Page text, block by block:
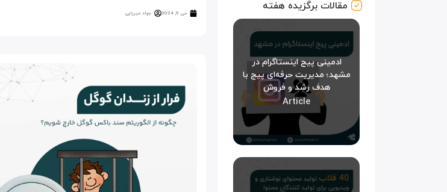
می 9, 2024 جواد میرزایی مقالات برگزیده هفته
ادمینی پیج اینستاگرام در
مشهد؛ مدیریت حرفه‌ای پیج با
هدف رشد و فروش
Article